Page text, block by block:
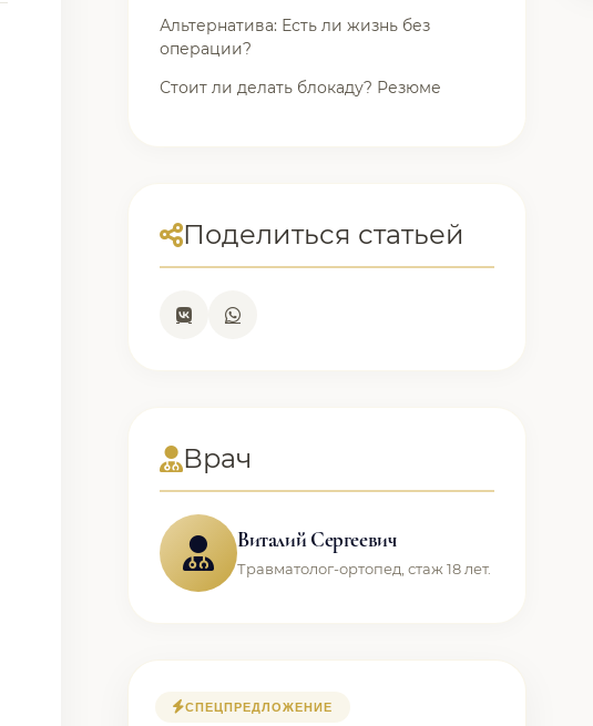
Альтернатива: Есть ли жизнь без
операции?
Стоит ли делать блокаду? Резюме
Поделиться статьей
Врач
Виталий Сергеевич
Травматолог-ортопед, стаж 18 лет.
СПЕЦПРЕДЛОЖЕНИЕ